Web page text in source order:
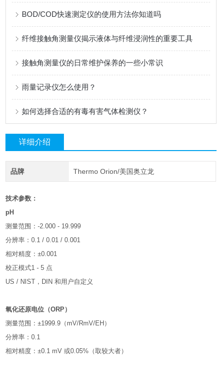
BOD/COD快速测定仪的使用方法你知道吗
纤维接触角测量仪揭示液体与纤维浸润性的重要工具
接触角测量仪的日常维护保养的一些小常识
雨量记录仪怎么使用？
如何选择合适的有毒有害气体检测仪？
详细介绍
品牌 Thermo Orion/美国奥立龙
技术参数：
pH
测量范围：-2.000 - 19.999
分辨率：0.1 / 0.01 / 0.001
相对精度：±0.001
校正模式1 - 5 点
US / NIST，DIN 和用户自定义
氧化还原电位（ORP）
测量范围：±1999.9（mV/RmV/EH）
分辨率：0.1
相对精度：±0.1 mV 或0.05%（取较大者）